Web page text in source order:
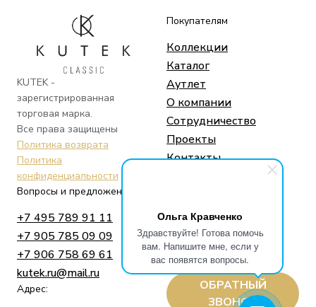
Ольга Кравченко
Здравствуйте! Готова помочь
вам. Напишите мне, если у
вас появятся вопросы.
KUTEK -
зарегистрированная
торговая марка.
Все права защищены
Политика возврата
Политика
конфиденциальности
Покупателям
Коллекции
Каталог
Аутлет
О компании
Сотрудничество
Проекты
Контакты
Вопросы и предложения
+7 495 789 91 11
+7 905 785 09 09
+7 906 758 69 61
kutek.ru@mail.ru
Адрес:
Telegram
Whatsapp
Instagram
ОБРАТНЫЙ
ЗВОНОК